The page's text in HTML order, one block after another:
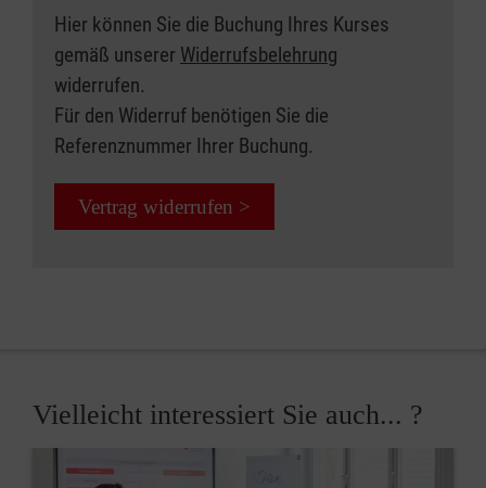
Hier können Sie die Buchung Ihres Kurses
gemäß unserer Widerrufsbelehrung
widerrufen.
Für den Widerruf benötigen Sie die
Referenznummer Ihrer Buchung.
Vertrag widerrufen >
Vielleicht interessiert Sie auch... ?